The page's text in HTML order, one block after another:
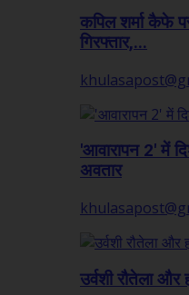
कपिल शर्मा कैफे
गिरफ्तार,...
'आवारापन 2' में
अवतार
उर्वशी रौतेला